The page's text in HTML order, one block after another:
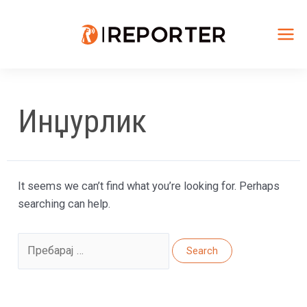
Инџурлик
It seems we can’t find what you’re looking for. Perhaps
searching can help.